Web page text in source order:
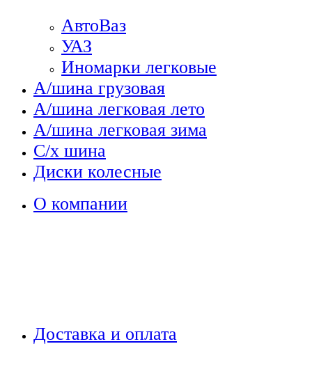
АвтоВаз
УАЗ
Иномарки легковые
А/шина грузовая
А/шина легковая лето
А/шина легковая зима
С/х шина
Диски колесные
О компании
Доставка и оплата